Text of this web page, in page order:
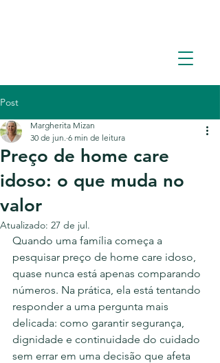
Post
Preço de home care
idoso: o que muda no
valor
Margherita Mizan
30 de jun. 6 min de leitura
Atualizado: 27 de jul.
Quando uma família começa a
pesquisar preço de home care idoso,
quase nunca está apenas comparando
números. Na prática, ela está tentando
responder a uma pergunta mais
delicada: como garantir segurança,
dignidade e continuidade do cuidado
sem errar em uma decisão que afeta